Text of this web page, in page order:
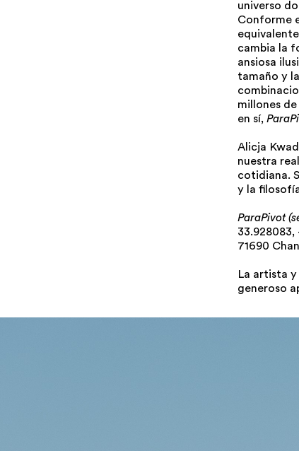
universo
Conforme
cambia la
ansiosa
tamaño y
millones
en sí,
Alicja
nuestra
cotidiana.
y la
ParaPivot
33.928083,
71690
La artista
generoso